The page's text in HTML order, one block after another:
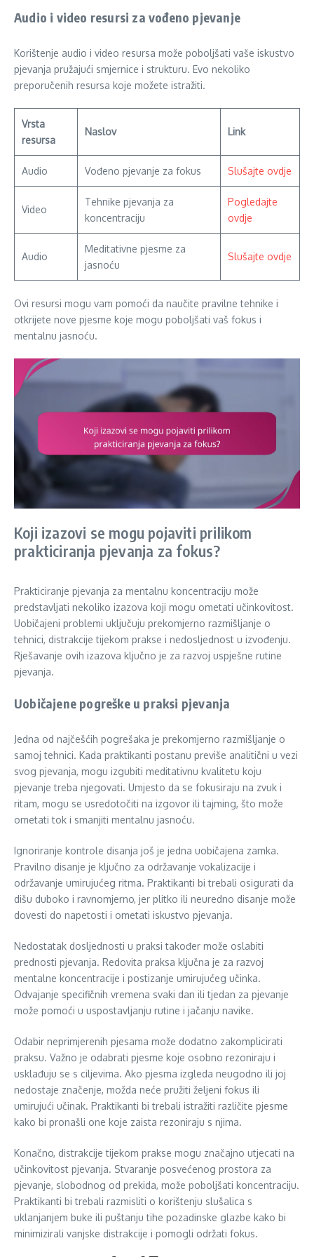
Audio i video resursi za vođeno pjevanje
Korištenje audio i video resursa može poboljšati vaše iskustvo
pjevanja pružajući smjernice i strukturu. Evo nekoliko
preporučenih resursa koje možete istražiti.
Vrsta
resursa
Naslov Link
Audio Vođeno pjevanje za fokus Slušajte ovdje
Video
Tehnike pjevanja za
koncentraciju
Pogledajte
ovdje
Audio
Meditativne pjesme za
jasnoću
Slušajte ovdje
Ovi resursi mogu vam pomoći da naučite pravilne tehnike i
otkrijete nove pjesme koje mogu poboljšati vaš fokus i
mentalnu jasnoću.
Koji izazovi se mogu pojaviti prilikom
prakticiranja pjevanja za fokus?
Prakticiranje pjevanja za mentalnu koncentraciju može
predstavljati nekoliko izazova koji mogu ometati učinkovitost.
Uobičajeni problemi uključuju prekomjerno razmišljanje o
tehnici, distrakcije tijekom prakse i nedosljednost u izvođenju.
Rješavanje ovih izazova ključno je za razvoj uspješne rutine
pjevanja.
Uobičajene pogreške u praksi pjevanja
Jedna od najčešćih pogrešaka je prekomjerno razmišljanje o
samoj tehnici. Kada praktikanti postanu previše analitični u vezi
svog pjevanja, mogu izgubiti meditativnu kvalitetu koju
pjevanje treba njegovati. Umjesto da se fokusiraju na zvuk i
ritam, mogu se usredotočiti na izgovor ili tajming, što može
ometati tok i smanjiti mentalnu jasnoću.
Ignoriranje kontrole disanja još je jedna uobičajena zamka.
Pravilno disanje je ključno za održavanje vokalizacije i
održavanje umirujućeg ritma. Praktikanti bi trebali osigurati da
dišu duboko i ravnomjerno, jer plitko ili neuredno disanje može
dovesti do napetosti i ometati iskustvo pjevanja.
Nedostatak dosljednosti u praksi također može oslabiti
prednosti pjevanja. Redovita praksa ključna je za razvoj
mentalne koncentracije i postizanje umirujućeg učinka.
Odvajanje specifičnih vremena svaki dan ili tjedan za pjevanje
može pomoći u uspostavljanju rutine i jačanju navike.
Odabir neprimjerenih pjesama može dodatno zakomplicirati
praksu. Važno je odabrati pjesme koje osobno rezoniraju i
usklađuju se s ciljevima. Ako pjesma izgleda neugodno ili joj
nedostaje značenje, možda neće pružiti željeni fokus ili
umirujući učinak. Praktikanti bi trebali istražiti različite pjesme
kako bi pronašli one koje zaista rezoniraju s njima.
Konačno, distrakcije tijekom prakse mogu značajno utjecati na
učinkovitost pjevanja. Stvaranje posvećenog prostora za
pjevanje, slobodnog od prekida, može poboljšati koncentraciju.
Praktikanti bi trebali razmisliti o korištenju slušalica s
uklanjanjem buke ili puštanju tihe pozadinske glazbe kako bi
minimizirali vanjske distrakcije i pomogli održati fokus.